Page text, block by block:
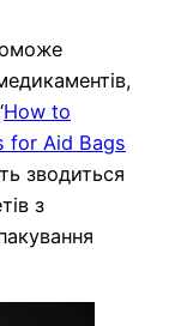
How to
for Aid Bags
зводиться
з